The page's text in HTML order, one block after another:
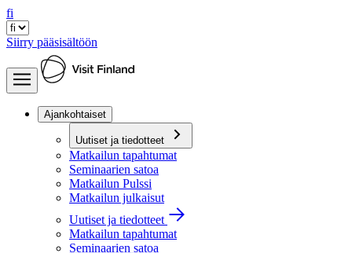
fi
Siirry pääsisältöön
Ajankohtaiset
Uutiset ja tiedotteet
Matkailun tapahtumat
Seminaarien satoa
Matkailun Pulssi
Matkailun julkaisut
Uutiset ja tiedotteet
Matkailun tapahtumat
Seminaarien satoa